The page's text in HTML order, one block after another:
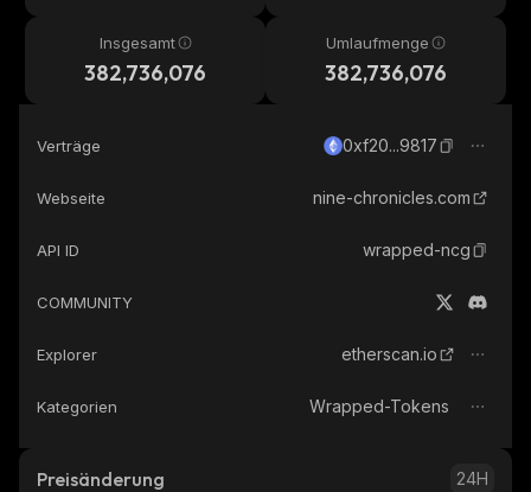
Insgesamt
382,736,076
Umlaufmenge
382,736,076
Verträge 0xf20...9817
Webseite nine-chronicles.com
API ID wrapped-ncg
COMMUNITY
Explorer etherscan.io
Kategorien Wrapped-Tokens
Preisänderung 24H